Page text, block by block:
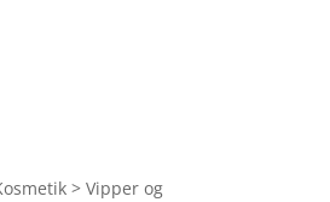
> Vipper og